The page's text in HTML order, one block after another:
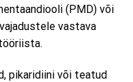
(PMD) või
vastava
pikaridiini või teatud